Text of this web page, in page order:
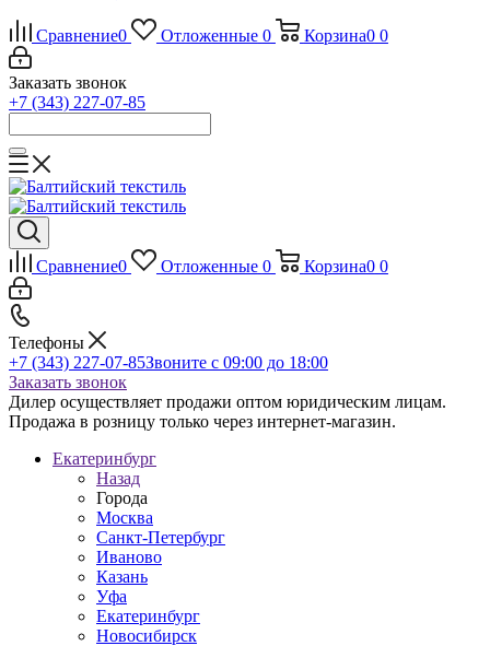
Сравнение0 Отложенные 0 Корзина0 0
Заказать звонок
+7 (343) 227-07-85
Сравнение0 Отложенные 0 Корзина0 0
Телефоны
+7 (343) 227-07-85Звоните с 09:00 до 18:00
Заказать звонок
Дилер осуществляет продажи оптом юридическим лицам.
Продажа в розницу только через интернет-магазин.
Екатеринбург
Назад
Города
Москва
Санкт-Петербург
Иваново
Казань
Уфа
Екатеринбург
Новосибирск